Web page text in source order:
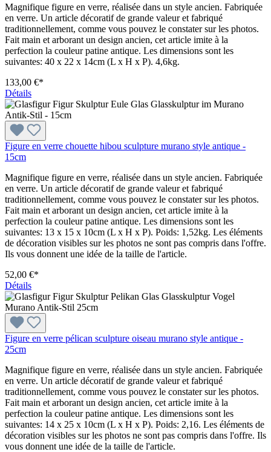
Magnifique figure en verre, réalisée dans un style ancien. Fabriquée
en verre. Un article décoratif de grande valeur et fabriqué
traditionnellement, comme vous pouvez le constater sur les photos.
Fait main et arborant un design ancien, cet article imite à la
perfection la couleur patine antique. Les dimensions sont les
suivantes: 40 x 22 x 14cm (L x H x P). 4,6kg.
133,00 €*
Détails
Figure en verre chouette hibou sculpture murano style antique -
15cm
Magnifique figure en verre, réalisée dans un style ancien. Fabriquée
en verre. Un article décoratif de grande valeur et fabriqué
traditionnellement, comme vous pouvez le constater sur les photos.
Fait main et arborant un design ancien, cet article imite à la
perfection la couleur patine antique. Les dimensions sont les
suivantes: 13 x 15 x 10cm (L x H x P). Poids: 1,52kg. Les éléments
de décoration visibles sur les photos ne sont pas compris dans l'offre.
Ils vous donnent une idée de la taille de l'article.
52,00 €*
Détails
Figure en verre pélican sculpture oiseau murano style antique -
25cm
Magnifique figure en verre, réalisée dans un style ancien. Fabriquée
en verre. Un article décoratif de grande valeur et fabriqué
traditionnellement, comme vous pouvez le constater sur les photos.
Fait main et arborant un design ancien, cet article imite à la
perfection la couleur patine antique. Les dimensions sont les
suivantes: 14 x 25 x 10cm (L x H x P). Poids: 2,16. Les éléments de
décoration visibles sur les photos ne sont pas compris dans l'offre. Ils
vous donnent une idée de la taille de l'article.